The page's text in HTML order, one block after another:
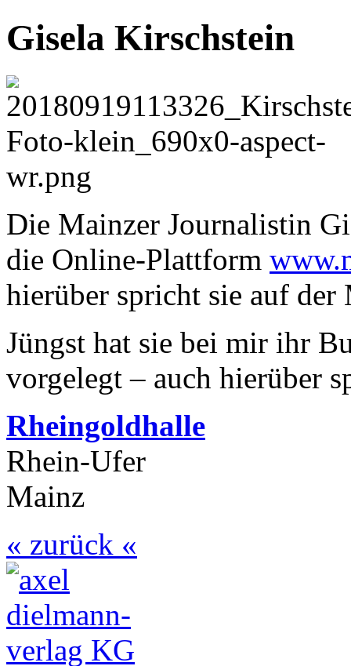
Gisela Kirschstein
Die Mainzer Journalistin
die Online-Plattform
hierüber spricht sie auf der
Jüngst hat sie bei mir ihr
vorgelegt – auch hierüber
Rheingoldhalle
Rhein-Ufer
Mainz
« zurück «